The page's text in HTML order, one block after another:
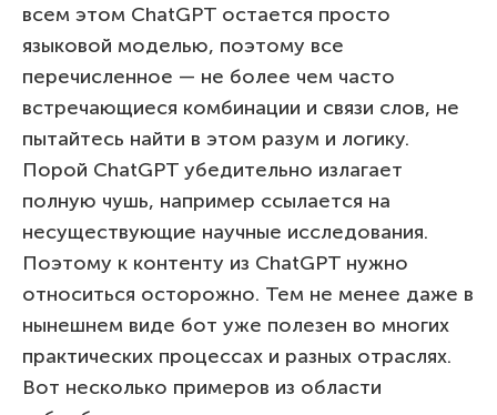
всем этом ChatGPT остается просто
языковой моделью, поэтому все
перечисленное — не более чем часто
встречающиеся комбинации и связи слов, не
пытайтесь найти в этом разум и логику.
Порой ChatGPT убедительно излагает
полную чушь, например ссылается на
несуществующие научные исследования.
Поэтому к контенту из ChatGPT нужно
относиться осторожно. Тем не менее даже в
нынешнем виде бот уже полезен во многих
практических процессах и разных отраслях.
Вот несколько примеров из области